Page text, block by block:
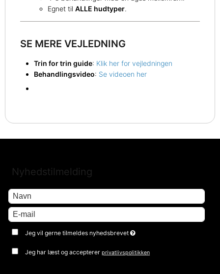
Egnet til ALLE hudtyper.
SE MERE VEJLEDNING
Trin for trin guide: Klik her for vejledningen
Behandlingsvideo: Se videoen her
Nyhedstilmelding
Jeg vil gerne tilmeldes nyhedsbrevet
Jeg har læst og acceptererprivatlivspolitikken